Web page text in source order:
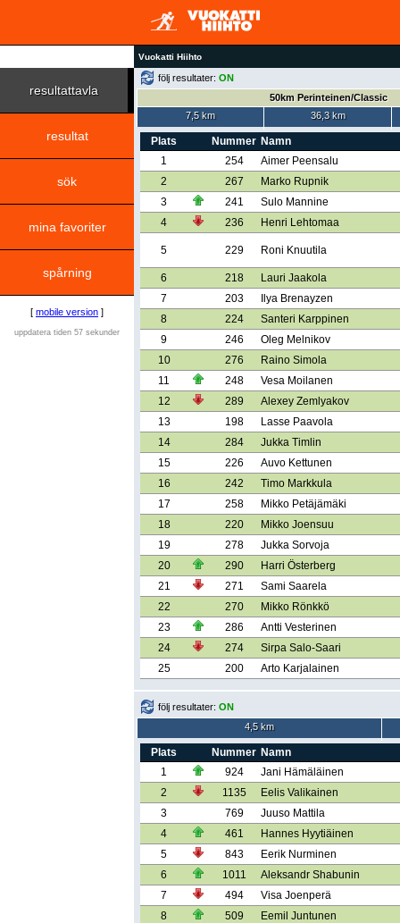
Vuokatti Hiihto
resultattavla
resultat
sök
mina favoriter
spårning
[ mobile version ]
uppdatera tiden 57 sekunder
följ resultater: ON
50km Perinteinen/Classic
7,5 km
36,3 km
Plats Nummer Namn
1
254
Aimer Peensalu
2
267
Marko Rupnik
3
241
Sulo Mannine
4
236 Henri Lehtomaa
5 229 Roni Knuutila
6 218
Lauri Jaakola
7
203
Ilya Brenayzen
8
224
Santeri Karppinen
9
246
Oleg Melnikov
10
276
Raino Simola
11
248
Vesa Moilanen
12
289
Alexey Zemlyakov
13
198
Lasse Paavola
14
284
Jukka Timlin
15
226
Auvo Kettunen
16
242
Timo Markkula
17
258
Mikko Petäjämäki
18
220
Mikko Joensuu
19
278
Jukka Sorvoja
20
290
Harri Österberg
21
271
Sami Saarela
22
270
Mikko Rönkkö
23
286
Antti Vesterinen
24
274
Sirpa Salo-Saari
25
200 Arto Karjalainen
följ resultater: ON
4,5 km
Plats Nummer Namn
1
924
Jani Hämäläinen
2
1135
Eelis Valikainen
3
769
Juuso Mattila
4
461
Hannes Hyytiäinen
5
843
Eerik Nurminen
6
1011
Aleksandr Shabunin
7
494
Visa Joenperä
8
509
Eemil Juntunen